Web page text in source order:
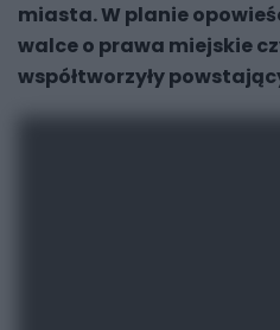
miasta. W planie
walce o prawa miejskie
współtworzyły